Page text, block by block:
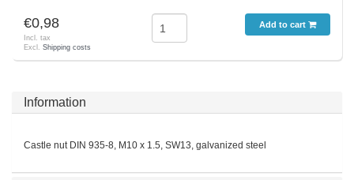
€0,98
Incl. tax
Excl. Shipping costs
Add to cart
Information
Castle nut DIN 935-8, M10 x 1.5, SW13, galvanized steel